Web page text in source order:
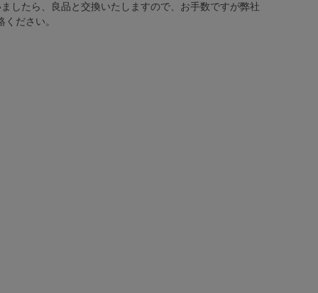
したら、良品と交換いたしますので、お手数ですが弊社
ださい。